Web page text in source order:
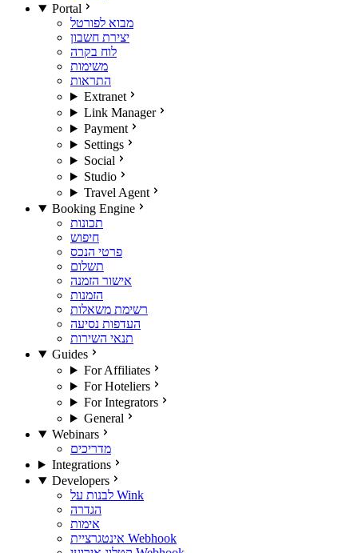
Portal
מבוא לפורטל
יצירת חשבון
לוח בקרה
משימות
התראות
Extranet
Link Manager
Payment
Settings
Social
Studio
Travel Agent
Booking Engine
תכונות
חיפוש
פרטי הנכס
תשלום
אישור הזמנה
הזמנות
רשימת משאלות
העדפות נסיעה
תנאי השירות
Guides
For Affiliates
For Hoteliers
For Integrators
General
Webinars
מדריכים
Integrations
Developers
לבנות על Wink
הגדרה
אימות
אינטגרציית Webhook